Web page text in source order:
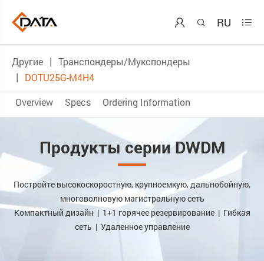
  RU 
Другие
Транспондеры/Мукспондеры
DOTU25G-M4H4
Overview
Specs Ordering Information
Продукты серии DWDM
Постройте высокоскоростную, крупноемкую, дальнобойную,
многоволновую магистральную сеть
Компактный дизайн | 1+1 горячее резервирование | Гибкая
сеть | Удаленное управление